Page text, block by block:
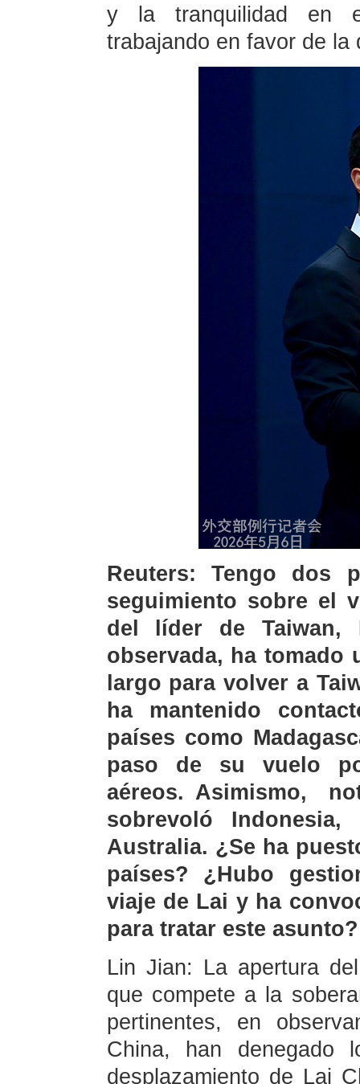
y la tranquilidad en
trabajando en favor de la
Reuters: Tengo dos
seguimiento sobre el
del líder de Taiwan,
observada, ha tomado
largo para volver a
ha mantenido
países como
paso de su vuelo
aéreos. Asimismo,
sobrevoló
Australia. ¿Se ha
países? ¿Hubo
viaje de Lai y ha
para tratar este asunto?
Lin Jian: La apertura
que compete a la
pertinentes, en
China, han denegado
desplazamiento de Lai